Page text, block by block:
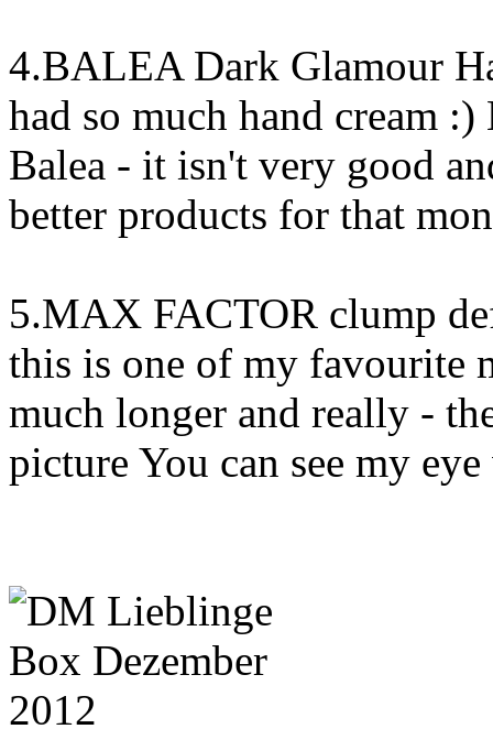
4.BALEA Dark Glamour
had so much hand cream
Balea - it isn't very good
better products for that
5.MAX FACTOR clump
this is one of my favourite
much longer and really -
picture You can see my